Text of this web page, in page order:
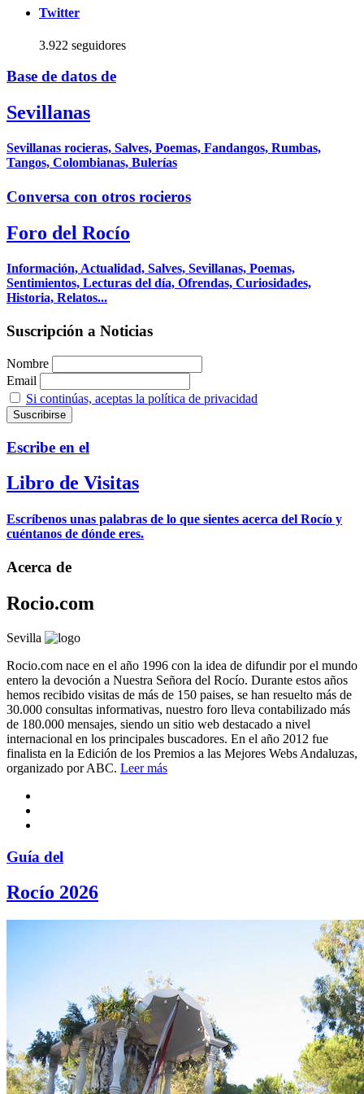
Twitter
3.922 seguidores
Base de datos de
Sevillanas
Sevillanas rocieras, Salves, Poemas, Fandangos, Rumbas,
Tangos, Colombianas, Bulerías
Conversa con otros rocieros
Foro del Rocío
Información, Actualidad, Salves, Sevillanas, Poemas,
Sentimientos, Lecturas del día, Ofrendas, Curiosidades,
Historia, Relatos...
Suscripción a Noticias
Nombre
Email
Si continúas, aceptas la política de privacidad
Escribe en el
Libro de Visitas
Escríbenos unas palabras de lo que sientes acerca del Rocío y
cuéntanos de dónde eres.
Acerca de
Rocio.com
Sevilla
Rocio.com nace en el año 1996 con la idea de difundir por el mundo
entero la devoción a Nuestra Señora del Rocío. Durante estos años
hemos recibido visitas de más de 150 paises, se han resuelto más de
30.000 consultas informativas, nuestro foro lleva contabilizado más
de 180.000 mensajes, siendo un sitio web destacado a nivel
internacional en los principales buscadores. En el año 2012 fue
finalista en la Edición de los Premios a las Mejores Webs Andaluzas,
organizado por ABC. Leer más
Guía del
Rocío 2026